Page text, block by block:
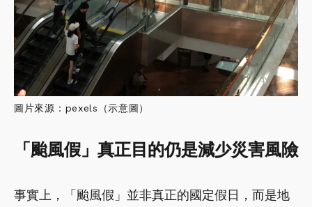
圖片來源：pexels（示意圖）
「颱風假」真正目的仍是減少災害風險
事實上，「颱風假」並非真正的國定假日，而是地